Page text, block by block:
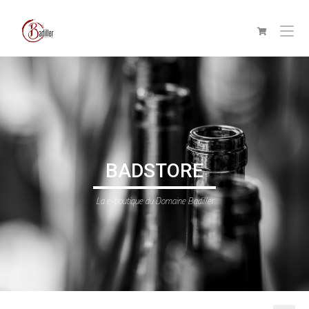
BADSTORE
La e-boutique du Domaine Badiller